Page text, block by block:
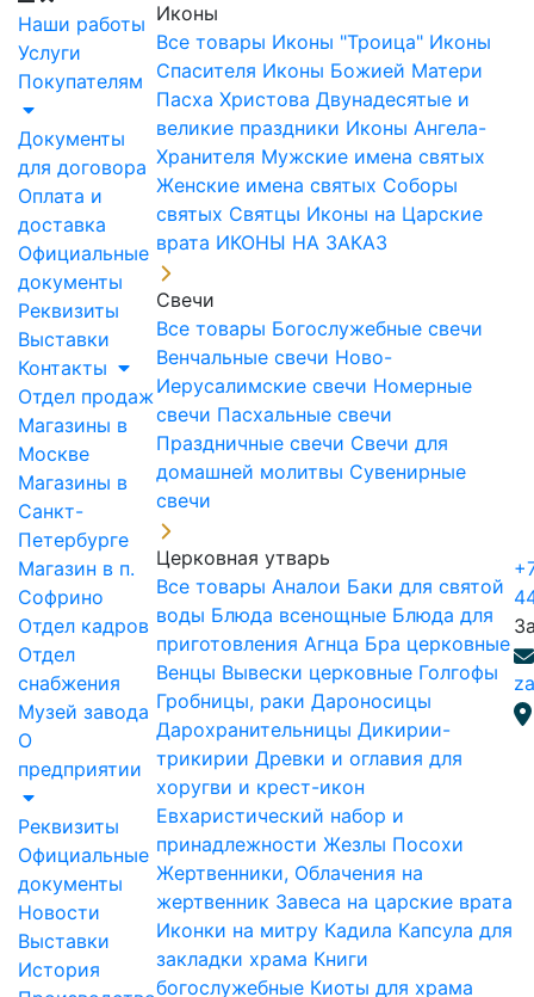
Наши работы
Услуги
Покупателям
Документы
для договора
Оплата и
доставка
Официальные
документы
Реквизиты
Выставки
Контакты
Отдел продаж
Магазины в
Москве
Магазины в
Санкт-
Петербурге
Магазин в п.
Софрино
Отдел кадров
Отдел
снабжения
Музей завода
О
предприятии
Реквизиты
Официальные
документы
Новости
Выставки
История
Иконы
Все товары Иконы "Троица" Иконы
Спасителя Иконы Божией Матери
Пасха Христова Двунадесятые и
великие праздники Иконы Ангела-
Хранителя Мужские имена святых
Женские имена святых Соборы
святых Святцы Иконы на Царские
врата ИКОНЫ НА ЗАКАЗ
Свечи
Все товары Богослужебные свечи
Венчальные свечи Ново-
Иерусалимские свечи Номерные
свечи Пасхальные свечи
Праздничные свечи Свечи для
домашней молитвы Сувенирные
свечи
Церковная утварь
Все товары Аналои Баки для святой
воды Блюда всенощные Блюда для
приготовления Агнца Бра церковные
Венцы Вывески церковные Голгофы
Гробницы, раки Дароносицы
Дарохранительницы Дикирии-
трикирии Древки и оглавия для
хоругви и крест-икон
Евхаристический набор и
принадлежности Жезлы Посохи
Жертвенники, Облачения на
жертвенник Завеса на царские врата
Иконки на митру Кадила Капсула для
закладки храма Книги
богослужебные Киоты для храма